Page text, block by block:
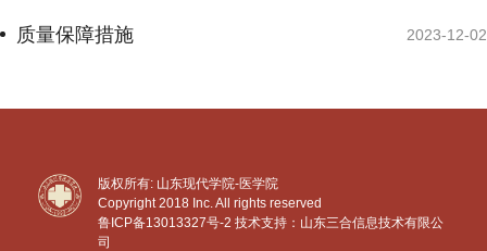
质量保障措施 2023-12-02
版权所有: 山东现代学院-医学院
Copyright 2018 Inc. All rights reserved
鲁ICP备13013327号-2 技术支持：山东三合信息技术有限公
司